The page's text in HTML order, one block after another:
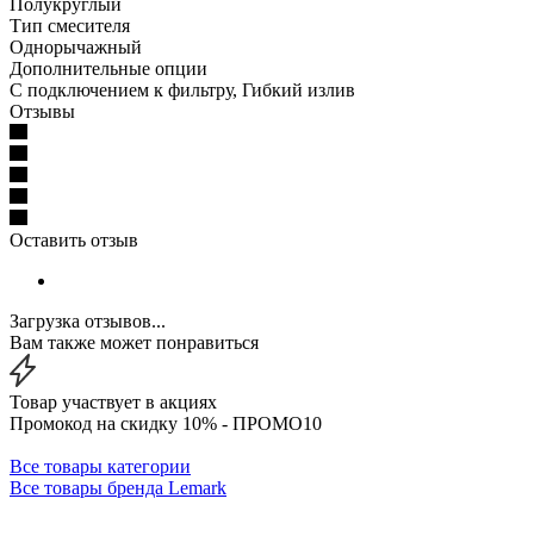
Полукруглый
Тип смесителя
Однорычажный
Дополнительные опции
С подключением к фильтру, Гибкий излив
Отзывы
Оставить отзыв
Загрузка отзывов...
Вам также может понравиться
Товар участвует в акциях
Промокод на скидку 10% - ПРОМО10
Все товары категории
Все товары бренда Lemark